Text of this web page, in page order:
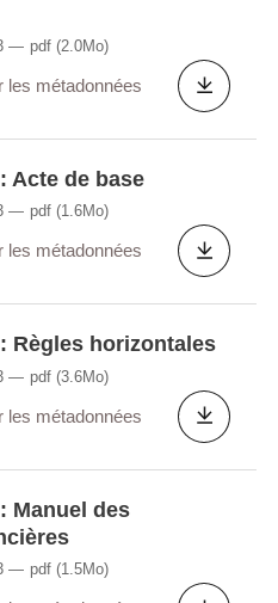
pdf (2.0Mo)
les métadonnées
Acte de base
pdf (1.6Mo)
les métadonnées
Règles horizontales
pdf (3.6Mo)
les métadonnées
Manuel des
pdf (1.5Mo)